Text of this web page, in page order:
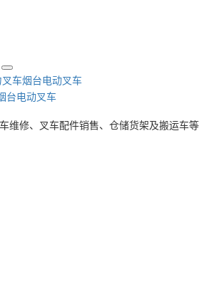
车烟台电动叉车
维修、叉车配件销售、仓储货架及搬运车等